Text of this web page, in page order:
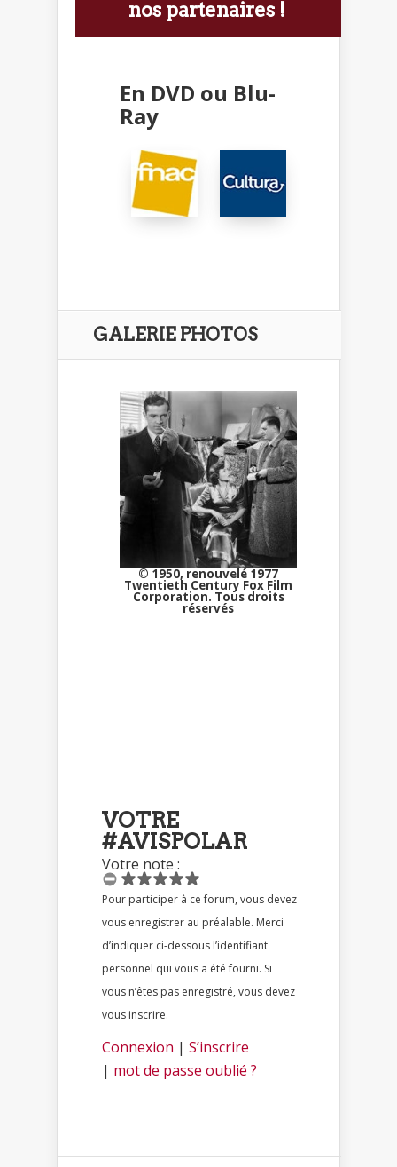
nos partenaires !
En DVD ou Blu-
Ray
GALERIE PHOTOS
© 1950, renouvelé 1977
Twentieth Century Fox Film
Corporation. Tous droits
réservés
VOTRE
#AVISPOLAR
Votre note :
Pour participer à ce forum, vous devez
vous enregistrer au préalable. Merci
d’indiquer ci-dessous l’identifiant
personnel qui vous a été fourni. Si
vous n’êtes pas enregistré, vous devez
vous inscrire.
Connexion | S’inscrire
| mot de passe oublié ?